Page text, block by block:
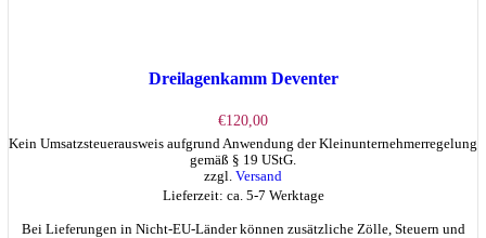
Dreilagenkamm Deventer
€120,00
Kein Umsatzsteuerausweis aufgrund Anwendung der Kleinunternehmerregelung
gemäß § 19 UStG.
zzgl. Versand
Lieferzeit: ca. 5-7 Werktage
Bei Lieferungen in Nicht-EU-Länder können zusätzliche Zölle, Steuern und